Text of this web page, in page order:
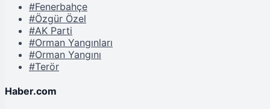
#Fenerbahçe
#Özgür Özel
#AK Parti
#Orman Yangınları
#Orman Yangını
#Terör
Haber.com